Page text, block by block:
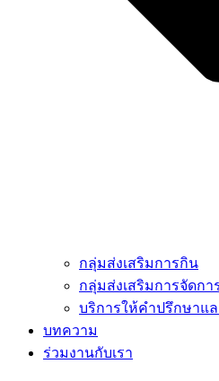
กลุ่มส่งเสริมการกิน
กลุ่มส่งเสริมการจัดกา
บริการให้คำปรึกษาแ
บทความ
ร่วมงานกับเรา